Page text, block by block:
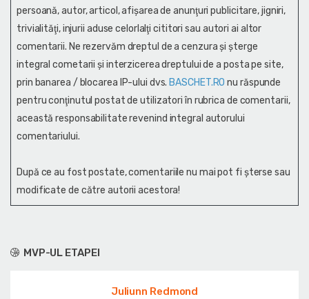
MVP-UL ETAPEI
Juliunn Redmond
persoană, autor, articol, afişarea de anunţuri publicitare, jigniri,
trivialităţi, injurii aduse celorlalţi cititori sau autori ai altor
comentarii. Ne rezervăm dreptul de a cenzura și şterge
integral cometarii și interzicerea dreptului de a posta pe site,
prin banarea / blocarea IP-ului dvs. BASCHET.RO nu răspunde
pentru conţinutul postat de utilizatori în rubrica de comentarii,
această responsabilitate revenind integral autorului
comentariului.
După ce au fost postate, comentariile nu mai pot fi șterse sau
modificate de către autorii acestora!